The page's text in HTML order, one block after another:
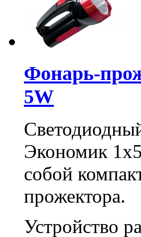
Фонарь-
5W
Экономик
собой
прожектора.
Устройство